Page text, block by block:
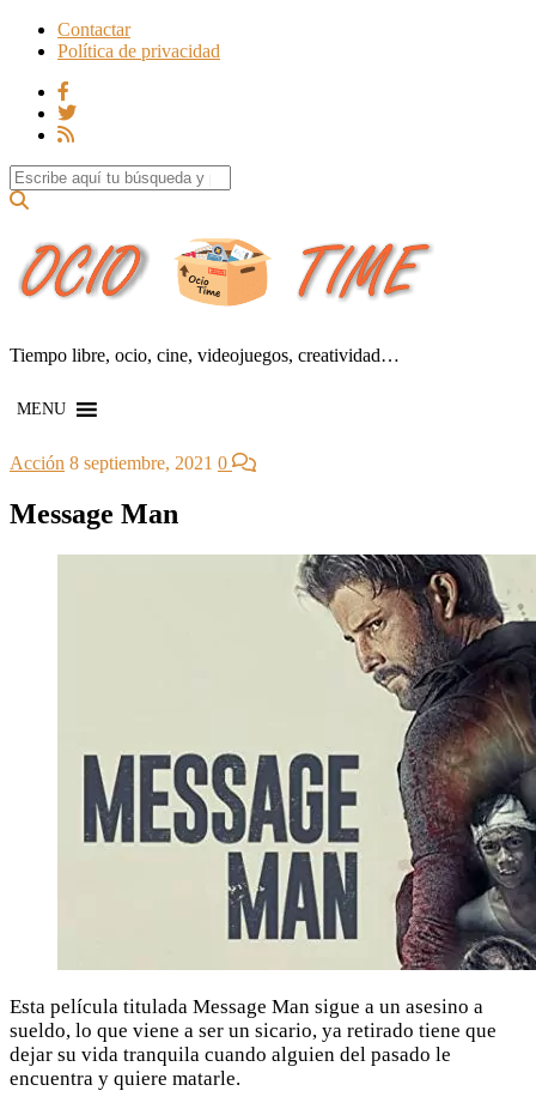
Contactar
Política de privacidad
Search for:
Tiempo libre, ocio, cine, videojuegos, creatividad…
MENU
Acción 8 septiembre, 2021 0
Message Man
Esta película titulada Message Man sigue a un asesino a
sueldo, lo que viene a ser un sicario, ya retirado tiene que
dejar su vida tranquila cuando alguien del pasado le
encuentra y quiere matarle.